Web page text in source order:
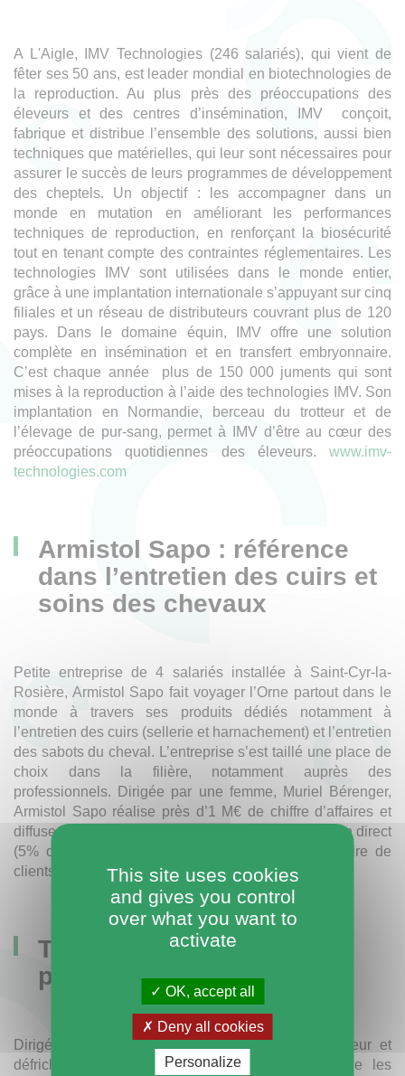
A L'Aigle, IMV Technologies (246 salariés), qui vient de
fêter ses 50 ans, est leader mondial en biotechnologies de
la reproduction. Au plus près des préoccupations des
éleveurs et des centres d’insémination, IMV conçoit,
fabrique et distribue l’ensemble des solutions, aussi bien
techniques que matérielles, qui leur sont nécessaires pour
assurer le succès de leurs programmes de développement
des cheptels. Un objectif : les accompagner dans un
monde en mutation en améliorant les performances
techniques de reproduction, en renforçant la biosécurité
tout en tenant compte des contraintes réglementaires. Les
technologies IMV sont utilisées dans le monde entier,
grâce à une implantation internationale s’appuyant sur cinq
filiales et un réseau de distributeurs couvrant plus de 120
pays. Dans le domaine équin, IMV offre une solution
complète en insémination et en transfert embryonnaire.
C’est chaque année plus de 150 000 juments qui sont
mises à la reproduction à l’aide des technologies IMV. Son
implantation en Normandie, berceau du trotteur et de
l’élevage de pur-sang, permet à IMV d’être au cœur des
préoccupations quotidiennes des éleveurs. www.imv-
technologies.com
Armistol Sapo : référence
dans l’entretien des cuirs et
soins des chevaux
Petite entreprise de 4 salariés installée à Saint-Cyr-la-
Rosière, Armistol Sapo fait voyager l’Orne partout dans le
monde à travers ses produits dédiés notamment à
l’entretien des cuirs (sellerie et harnachement) et l’entretien
des sabots du cheval. L’entreprise s’est taillé une place de
choix dans la filière, notamment auprès des
professionnels. Dirigée par une femme, Muriel Bérenger,
Armistol Sapo réalise près d’1 M€ de chiffre d’affaires et
diffuse une partie de ses produits à l’étranger, soit en direct
(5% de son chiffre d’affaires) soit par l’intermédiaire de
clients revendeurs.www.sapo-products.com
Technibelt : l’innovation
pour le confort du cheval
Dirigée par Jacques Maupiler, infatiguable inventeur et
défricheur, Technibelt, basée à Argentan, multiplie les
This site uses cookies
and gives you control
over what you want to
activate
OK, accept all
Deny all cookies
Personalize